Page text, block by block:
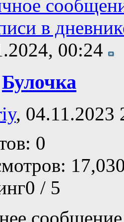
в
00:24
Булочка
, 04.11.2023
0
/ 5